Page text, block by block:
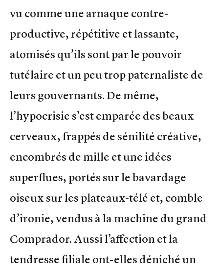
vu comme une arnaque contre-
productive, répétitive et lassante,
atomisés qu’ils sont par le pouvoir
tutélaire et un peu trop paternaliste de
leurs gouvernants. De même,
l’hypocrisie s’est emparée des beaux
cerveaux, frappés de sénilité créative,
encombrés de mille et une idées
superflues, portés sur le bavardage
oiseux sur les plateaux-télé et, comble
d’ironie, vendus à la machine du grand
Comprador. Aussi l’affection et la
tendresse filiale ont-elles déniché un